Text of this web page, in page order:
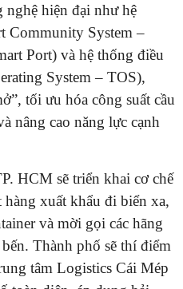
nghệ hiện đại như hệ
Community System –
Port) và hệ thống điều
System – TOS),
tối ưu hóa công suất cầu
nâng cao năng lực cạnh
HCM sẽ triển khai cơ chế
xuất khẩu đi biển xa,
và mời gọi các hãng
Thành phố sẽ thí điểm
tâm Logistics Cái Mép